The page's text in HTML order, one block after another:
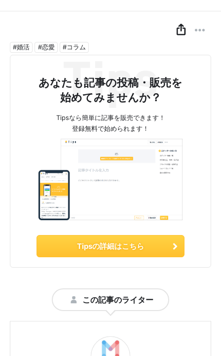
#婚活 #恋愛 #コラム
あなたも記事の投稿・販売を
始めてみませんか？
Tipsなら簡単に記事を販売できます！
登録無料で始められます！
Tipsの詳細はこちら
この記事のライター